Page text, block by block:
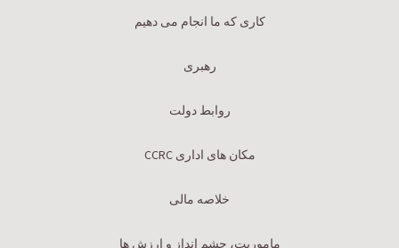
کاری که ما انجام می دهیم
رهبری
روابط دولت
مکان های اداری CCRC
خلاصه مالی